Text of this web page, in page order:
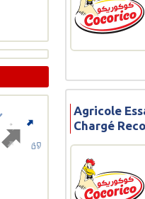
Agricole
Chargé